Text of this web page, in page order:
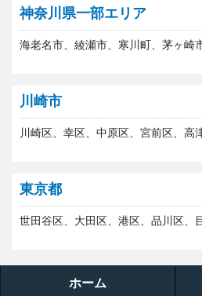
神奈川県一部エリア
海老名市、綾瀬市、寒川町、茅ヶ崎
川崎市
川崎区、幸区、中原区、宮前区、高
東京都
世田谷区、大田区、港区、品川区、
ホーム